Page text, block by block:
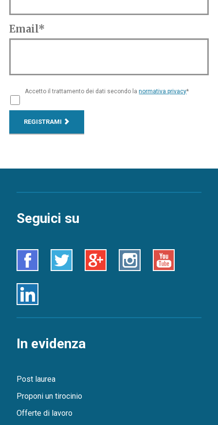
Email*
Accetto il trattamento dei dati secondo lanormativa privacy*
REGISTRAMI
Seguici su
Facebook Twitter Google+ Instagram Youtube
Linkedin
In evidenza
Post laurea
Proponi un tirocinio
Offerte di lavoro